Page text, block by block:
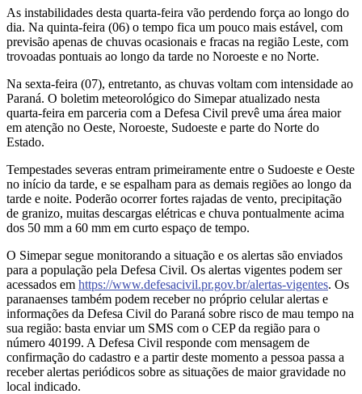
As instabilidades desta quarta-feira vão perdendo força ao longo do
dia. Na quinta-feira (06) o tempo fica um pouco mais estável, com
previsão apenas de chuvas ocasionais e fracas na região Leste, com
trovoadas pontuais ao longo da tarde no Noroeste e no Norte.
Na sexta-feira (07), entretanto, as chuvas voltam com intensidade ao
Paraná. O boletim meteorológico do Simepar atualizado nesta
quarta-feira em parceria com a Defesa Civil prevê uma área maior
em atenção no Oeste, Noroeste, Sudoeste e parte do Norte do
Estado.
Tempestades severas entram primeiramente entre o Sudoeste e Oeste
no início da tarde, e se espalham para as demais regiões ao longo da
tarde e noite. Poderão ocorrer fortes rajadas de vento, precipitação
de granizo, muitas descargas elétricas e chuva pontualmente acima
dos 50 mm a 60 mm em curto espaço de tempo.
O Simepar segue monitorando a situação e os alertas são enviados
para a população pela Defesa Civil. Os alertas vigentes podem ser
acessados em https://www.defesacivil.pr.gov.br/alertas-vigentes. Os
paranaenses também podem receber no próprio celular alertas e
informações da Defesa Civil do Paraná sobre risco de mau tempo na
sua região: basta enviar um SMS com o CEP da região para o
número 40199. A Defesa Civil responde com mensagem de
confirmação do cadastro e a partir deste momento a pessoa passa a
receber alertas periódicos sobre as situações de maior gravidade no
local indicado.